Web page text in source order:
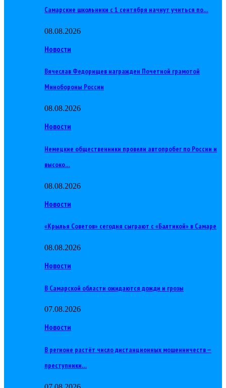
Самарские школьники с 1 сентября начнут учиться по…
08.08.2026
Новости
Вячеслав Федорищев награжден Почетной грамотой
Минобороны России
08.08.2026
Новости
Немецкие общественники провели автопробег по России и
высоко…
08.08.2026
Новости
«Крылья Советов» сегодня сыграют с «Балтикой» в Самаре
08.08.2026
Новости
В Самарской области ожидаются дожди и грозы
07.08.2026
Новости
В регионе растёт число дистанционных мошенничеств —
преступники…